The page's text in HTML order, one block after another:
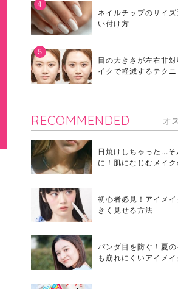
ネイルチップのサイズ
い付け方
目の大きさが左右非
イクで軽減するテクニ
RECOMMENDED オ
日焼けしちゃった...そ
に！肌になじむメイク
初心者必見！アイメ
きく見せる方法
パンダ目を防ぐ！夏
も崩れにくいアイメイ